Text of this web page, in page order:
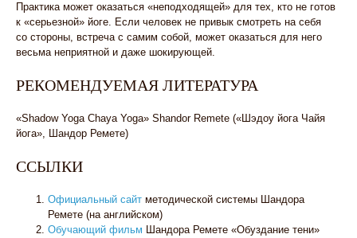
Практика может оказаться «неподходящей» для тех, кто не готов
к «серьезной» йоге. Если человек не привык смотреть на себя
со стороны, встреча с самим собой, может оказаться для него
весьма неприятной и даже шокирующей.
РЕКОМЕНДУЕМАЯ ЛИТЕРАТУРА
«Shadow Yoga Chaya Yoga» Shandor Remete («Шэдоу йога Чайя
йога», Шандор Ремете)
ССЫЛКИ
Официальный сайт методической системы Шандора
Ремете (на английском)
Обучающий фильм Шандора Ремете «Обуздание тени»